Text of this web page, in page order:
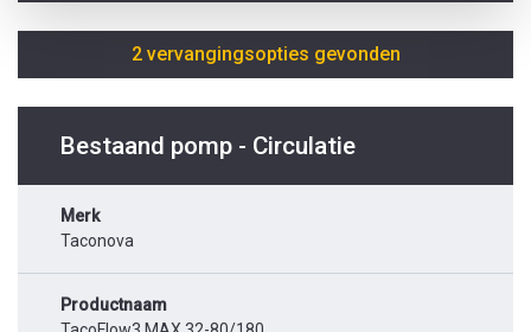
2 vervangingsopties gevonden
Bestaand pomp - Circulatie
Merk
Taconova
Productnaam